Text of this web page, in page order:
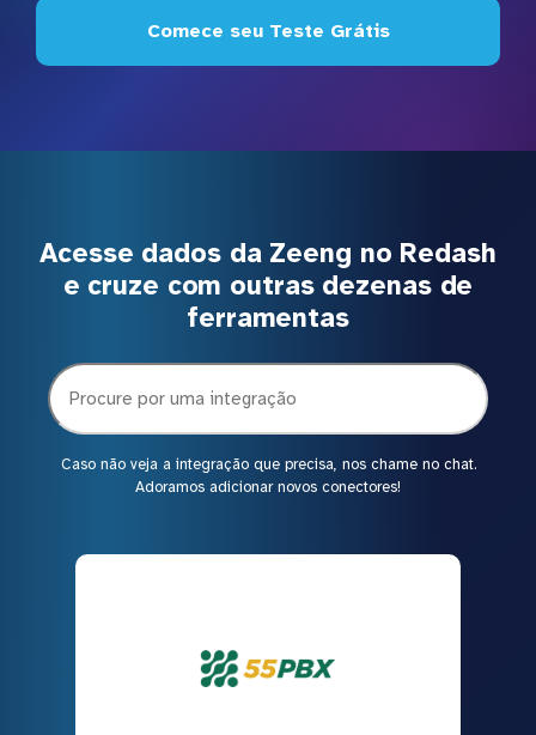
Comece seu Teste Grátis
Acesse dados da Zeeng no Redash
e cruze com outras dezenas de
ferramentas
Caso não veja a integração que precisa, nos chame no chat.
Adoramos adicionar novos conectores!